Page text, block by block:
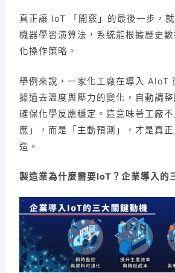
真正讓 IoT 「開竅」的最後一步，
機器學習演算法，系統能根據歷史
化操作策略。
舉例來說，一家化工廠在導入 AIoT
據過去溫度與壓力的變化，自動調整
確保化學反應穩定。這意味著工廠
應」，而是「主動預測」，才是真
造。
製造業為什麼需要IoT？企業導入的